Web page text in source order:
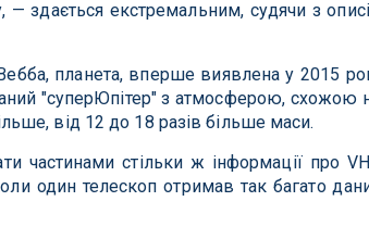
— здається екстремальним, судячи з
планета, вперше виявлена ​​у 2015
"суперЮпітер" з атмосферою, схожою
від 12 до 18 разів більше маси.
частинами стільки ж інформації про
один телескоп отримав так багато